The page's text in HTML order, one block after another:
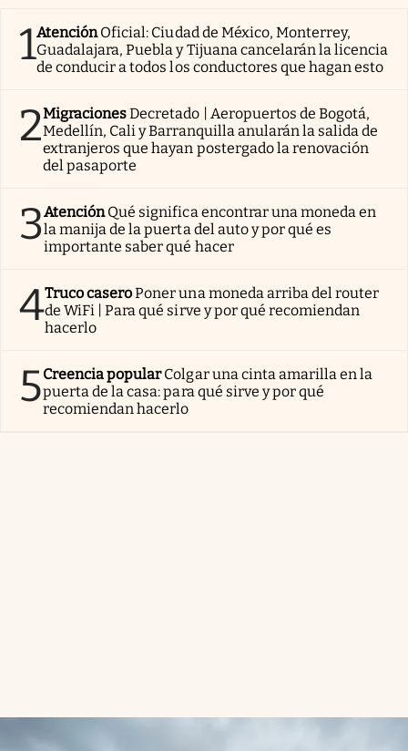
1AtenciónOficial: Ciudad de México, Monterrey,
Guadalajara, Puebla y Tijuana cancelarán la licencia
de conducir a todos los conductores que hagan esto
2MigracionesDecretado | Aeropuertos de Bogotá,
Medellín, Cali y Barranquilla anularán la salida de
extranjeros que hayan postergado la renovación
del pasaporte
3AtenciónQué significa encontrar una moneda en
la manija de la puerta del auto y por qué es
importante saber qué hacer
4Truco caseroPoner una moneda arriba del router
de WiFi | Para qué sirve y por qué recomiendan
hacerlo
5Creencia popularColgar una cinta amarilla en la
puerta de la casa: para qué sirve y por qué
recomiendan hacerlo